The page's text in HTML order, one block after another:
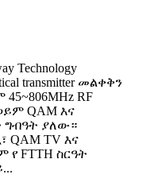
Technology
transmitter መልቀቅን
RF
QAM እና
ግብዓት ያለው።
QAM TV እና
FTTH ስርዓት